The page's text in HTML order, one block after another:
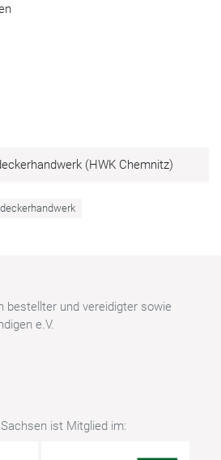
(HWK Chemnitz)
bestellter und vereidigter sowie
e.V.
ist Mitglied im: